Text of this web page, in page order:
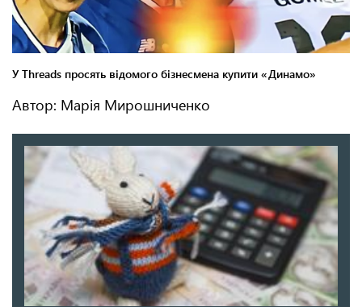
Автор: Марія Мирошниченко